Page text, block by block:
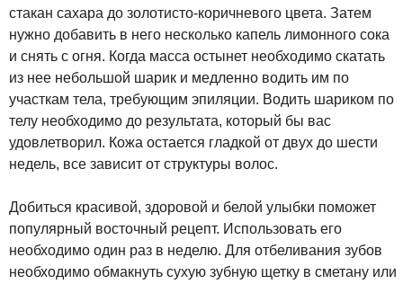
стакан сахара до золотисто-коричневого цвета. Затем
нужно добавить в него несколько капель лимонного сока
и снять с огня. Когда масса остынет необходимо скатать
из нее небольшой шарик и медленно водить им по
участкам тела, требующим эпиляции. Водить шариком по
телу необходимо до результата, который бы вас
удовлетворил. Кожа остается гладкой от двух до шести
недель, все зависит от структуры волос.
Добиться красивой, здоровой и белой улыбки поможет
популярный восточный рецепт. Использовать его
необходимо один раз в неделю. Для отбеливания зубов
необходимо обмакнуть сухую зубную щетку в сметану или